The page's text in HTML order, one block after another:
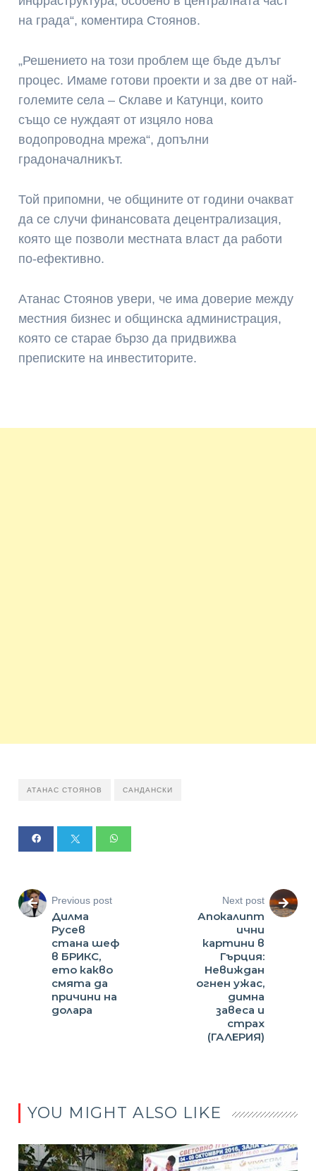
на града“, коментира Стоянов.
„Решението на този проблем ще бъде дълъг
процес. Имаме готови проекти и за две от най-
големите села – Склаве и Катунци, които
също се нуждаят от изцяло нова
водопроводна мрежа“, допълни
градоначалникът.
Той припомни, че общините от години очакват
да се случи финансовата децентрализация,
която ще позволи местната власт да работи
по-ефективно.
Атанас Стоянов увери, че има доверие между
местния бизнес и общинска администрация,
която се старае бързо да придвижва
преписките на инвеститорите.
АТАНАС СТОЯНОВ САНДАНСКИ
Previous post
Дилма
Русев
стана шеф
в БРИКС,
ето какво
смята да
причини на
долара
Next post
Апокалипт
ични
картини в
Гърция:
Невиждан
огнен ужас,
димна
завеса и
страх
(ГАЛЕРИЯ)
YOU MIGHT ALSO LIKE